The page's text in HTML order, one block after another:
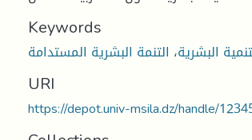
Keywords
البشرية، التنمة البشرية المستدامة
URI
https://depot.univ-msila.dz/handle/